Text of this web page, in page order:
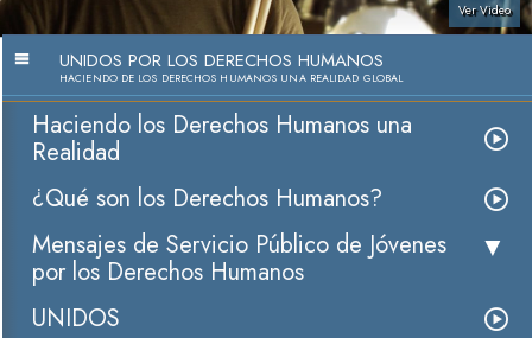
Ver Video
UNIDOS POR LOS DERECHOS HUMANOS
HACIENDO DE LOS DERECHOS HUMANOS UNA REALIDAD GLOBAL
Haciendo los Derechos Humanos una
Realidad
¿Qué son los Derechos Humanos?
Mensajes de Servicio Público de Jóvenes
por los Derechos Humanos
UNIDOS